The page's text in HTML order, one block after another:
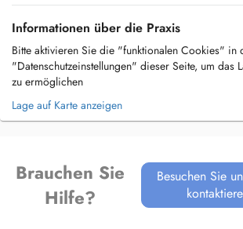
Informationen über die Praxis
Bitte aktivieren Sie die "funktionalen Cookies" in
"Datenschutzeinstellungen" dieser Seite, um das
zu ermöglichen
Lage auf Karte anzeigen
Brauchen Sie
Hilfe?
Besuchen Sie